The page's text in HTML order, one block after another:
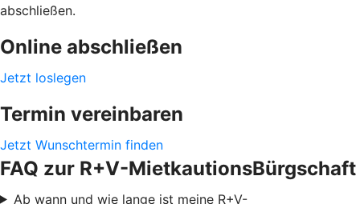
abschließen.
Online abschließen
Jetzt loslegen
Termin vereinbaren
Jetzt Wunschtermin finden
FAQ zur R+V-MietkautionsBürgschaft
Ab wann und wie lange ist meine R+V-